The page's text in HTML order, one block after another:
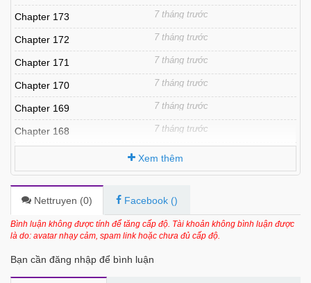
Chapter 173 7 tháng trước
Chapter 172 7 tháng trước
Chapter 171 7 tháng trước
Chapter 170 7 tháng trước
Chapter 169 7 tháng trước
Chapter 168 7 tháng trước
Chapter 166 7 tháng trước
Chapter 165 7 tháng trước
Chapter 164 7 tháng trước
7 tháng trước
Chapter 162
Xem thêm
Nettruyen (0) Facebook ()
Bình luận không được tính để tăng cấp độ. Tài khoản không bình luận được
là do: avatar nhạy cảm, spam link hoặc chưa đủ cấp độ.
Bạn cần đăng nhập để bình luận